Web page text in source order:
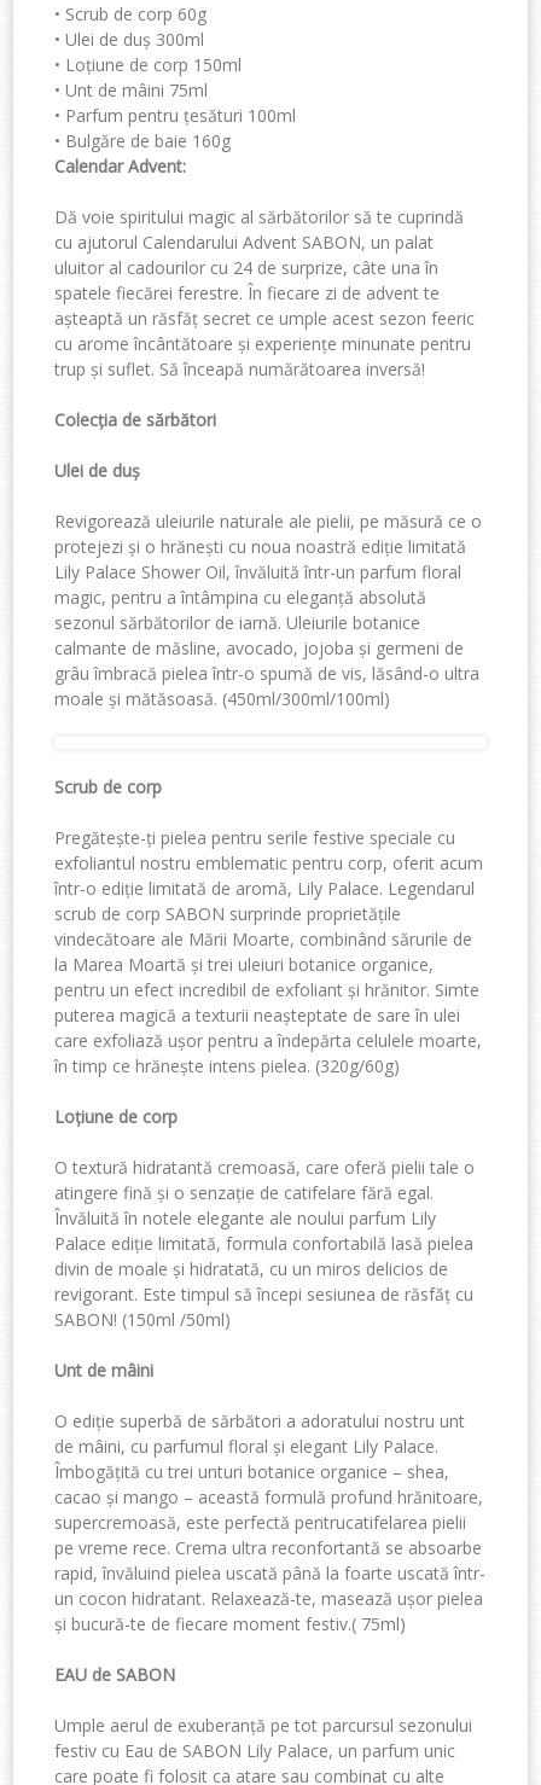
• Scrub de corp 60g
• Ulei de duș 300ml
• Loțiune de corp 150ml
• Unt de mâini 75ml
• Parfum pentru țesături 100ml
• Bulgăre de baie 160g
Calendar Advent:
Dă voie spiritului magic al sărbătorilor să te cuprindă
cu ajutorul Calendarului Advent SABON, un palat
uluitor al cadourilor cu 24 de surprize, câte una în
spatele fiecărei ferestre. În fiecare zi de advent te
așteaptă un răsfăț secret ce umple acest sezon feeric
cu arome încântătoare și experiențe minunate pentru
trup și suflet. Să înceapă numărătoarea inversă!
Colecția de sărbători
Ulei de duș
Revigorează uleiurile naturale ale pielii, pe măsură ce o
protejezi și o hrănești cu noua noastră ediție limitată
Lily Palace Shower Oil, învăluită într-un parfum floral
magic, pentru a întâmpina cu eleganță absolută
sezonul sărbătorilor de iarnă. Uleiurile botanice
calmante de măsline, avocado, jojoba și germeni de
grâu îmbracă pielea într-o spumă de vis, lăsând-o ultra
moale și mătăsoasă. (450ml/300ml/100ml)
Scrub de corp
Pregătește-ți pielea pentru serile festive speciale cu
exfoliantul nostru emblematic pentru corp, oferit acum
într-o ediție limitată de aromă, Lily Palace. Legendarul
scrub de corp SABON surprinde proprietățile
vindecătoare ale Mării Moarte, combinând sărurile de
la Marea Moartă și trei uleiuri botanice organice,
pentru un efect incredibil de exfoliant și hrănitor. Simte
puterea magică a texturii neașteptate de sare în ulei
care exfoliază ușor pentru a îndepărta celulele moarte,
în timp ce hrănește intens pielea. (320g/60g)
Loțiune de corp
O textură hidratantă cremoasă, care oferă pielii tale o
atingere fină și o senzație de catifelare fără egal.
Învăluită în notele elegante ale noului parfum Lily
Palace ediție limitată, formula confortabilă lasă pielea
divin de moale și hidratată, cu un miros delicios de
revigorant. Este timpul să începi sesiunea de răsfăț cu
SABON! (150ml /50ml)
Unt de mâini
O ediție superbă de sărbători a adoratului nostru unt
de mâini, cu parfumul floral și elegant Lily Palace.
Îmbogățită cu trei unturi botanice organice – shea,
cacao și mango – această formulă profund hrănitoare,
supercremoasă, este perfectă pentrucatifelarea pielii
pe vreme rece. Crema ultra reconfortantă se absoarbe
rapid, învăluind pielea uscată până la foarte uscată într-
un cocon hidratant. Relaxează-te, masează ușor pielea
și bucură-te de fiecare moment festiv.( 75ml)
EAU de SABON
Umple aerul de exuberanță pe tot parcursul sezonului
festiv cu Eau de SABON Lily Palace, un parfum unic
care poate fi folosit ca atare sau combinat cu alte